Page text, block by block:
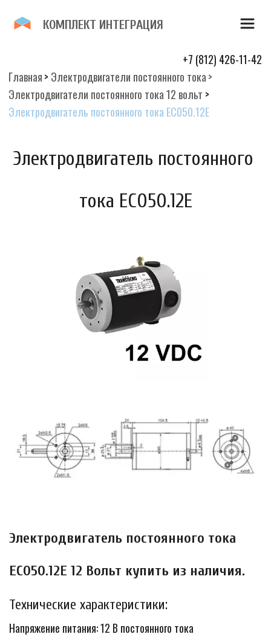
К­­ОМПЛЕКТ И­­НТЕГР­­­­­­АЦИЯ
+7 (812) 426-11-42
Главная> Электродвигатели постоянного тока
Электродвигатели постоянного тока 12 вольт
Электродвигатель постоянного тока EC050.12E
Электродвигатель постоянного
тока EC050.12E
Электродвигатель постоянного тока
EC050.12E 12 Вольт купить из наличия.
Технические характеристики:
Напряжение питания: 12 В постоянного тока